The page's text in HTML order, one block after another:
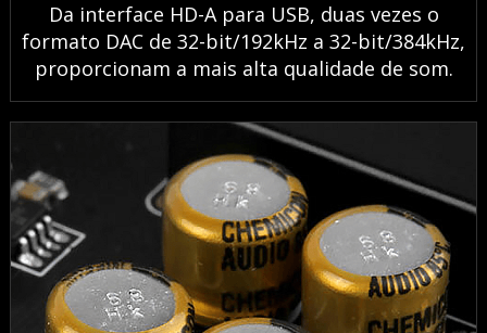
Da interface HD-A para USB, duas vezes o
formato DAC de 32-bit/192kHz a 32-bit/384kHz,
proporcionam a mais alta qualidade de som.